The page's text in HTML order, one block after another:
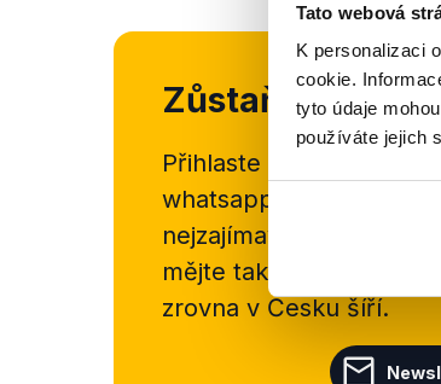
Tato webová
K personalizaci
cookie.
tyto údaje
používáte jejich
Zůstaňme v
Přihlaste se k odběru
whatsappového
nejzajímavějších
mějte tak přehled o
zrovna v Česku šíří.